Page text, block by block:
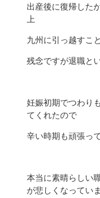
出産後に復帰した
上
九州に引っ越すこ
残念ですが退職と
妊娠初期でつわり
てくれたので
辛い時期も頑張っ
本当に素晴らしい
が悲しくなってい